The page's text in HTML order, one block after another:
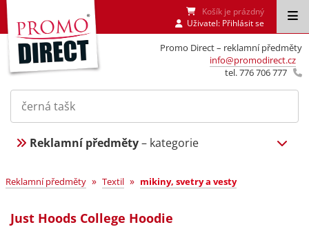
Promo Direct – reklamní předměty
info@promodirect.cz
tel. 776 706 777
Košík je prázdný
Uživatel: Přihlásit se
Reklamní předměty– kategorie
Reklamní předměty » Textil » mikiny, svetry a vesty
Just Hoods College Hoodie